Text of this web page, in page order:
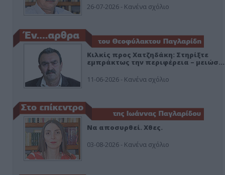
26-07-2026 - Κανένα σχόλιο
Κιλκίς προς Χατζηδάκη: Στηρίξτε
εμπράκτως την περιφέρεια – μειώσ…
11-06-2026 - Κανένα σχόλιο
Να αποσυρθεί. Χθες.
03-08-2026 - Κανένα σχόλιο